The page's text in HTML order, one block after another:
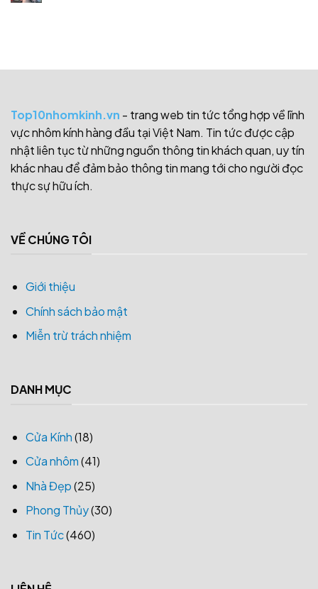
Top10nhomkinh.vn - trang web tin tức tổng hợp về lĩnh
vực nhôm kính hàng đầu tại Việt Nam. Tin tức được cập
nhật liên tục từ những nguồn thông tin khách quan, uy tín
khác nhau để đảm bảo thông tin mang tới cho người đọc
thực sự hữu ích.
VỀ CHÚNG TÔI
Giới thiệu
Chính sách bảo mật
Miễn trừ trách nhiệm
DANH MỤC
Cửa Kính(18)
Cửa nhôm(41)
Nhà Đẹp(25)
Phong Thủy(30)
Tin Tức(460)